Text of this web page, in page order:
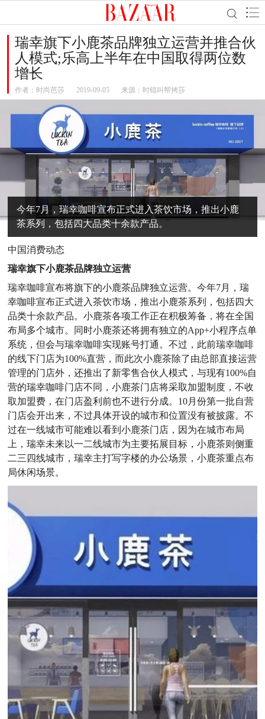
瑞幸旗下小鹿茶品牌独立运营并推合伙
人模式;乐高上半年在中国取得两位数
增长
作者： 时尚芭莎 2019-09-05 来源：时锟叫帮拷莎
今年7月，瑞幸咖啡宣布正式进入茶饮市场，推出小鹿
茶系列，包括四大品类十余款产品。
中国消费动态
瑞幸旗下小鹿茶品牌独立运营
瑞幸咖啡宣布将旗下的小鹿茶品牌独立运营。今年7月，瑞
幸咖啡宣布正式进入茶饮市场，推出小鹿茶系列，包括四大
品类十余款产品。小鹿茶各项工作正在积极筹备，将在全国
布局多个城市。同时小鹿茶还将拥有独立的App+小程序点单
系统，但会与瑞幸咖啡实现账号打通。不过，此前瑞幸咖啡
的线下门店为100%直营，而此次小鹿茶除了由总部直接运营
管理的门店外，还推出了新零售合伙人模式，与现有100%自
营的瑞幸咖啡门店不同，小鹿茶门店将采取加盟制度，不收
取加盟费，在门店盈利前也不进行分成。10月份第一批自营
门店会开出来，不过具体开设的城市和位置没有被披露。不
过在一线城市可能难以看到小鹿茶门店，因为在城市布局
上，瑞幸未来以一二线城市为主要拓展目标，小鹿茶则侧重
二三四线城市，瑞幸主打写字楼的办公场景，小鹿茶重点布
局休闲场景。